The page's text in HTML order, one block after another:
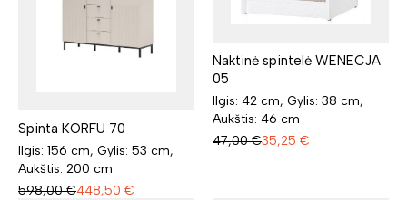
Spinta KORFU 70
Ilgis: 156 cm, Gylis: 53 cm,
Aukštis: 200 cm
598,00 €448,50 €
Naktinė spintelė WENECJA
05
Ilgis: 42 cm, Gylis: 38 cm,
Aukštis: 46 cm
47,00 €35,25 €